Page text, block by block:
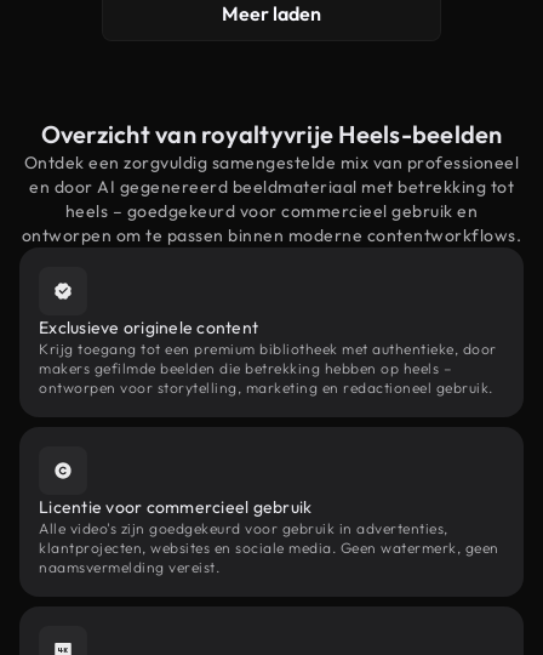
Meer laden
Overzicht van royaltyvrije Heels-beelden
Ontdek een zorgvuldig samengestelde mix van professioneel
en door AI gegenereerd beeldmateriaal met betrekking tot
heels – goedgekeurd voor commercieel gebruik en
ontworpen om te passen binnen moderne contentworkflows.
Exclusieve originele content
Krijg toegang tot een premium bibliotheek met authentieke, door
makers gefilmde beelden die betrekking hebben op heels –
ontworpen voor storytelling, marketing en redactioneel gebruik.
Licentie voor commercieel gebruik
Alle video's zijn goedgekeurd voor gebruik in advertenties,
klantprojecten, websites en sociale media. Geen watermerk, geen
naamsvermelding vereist.